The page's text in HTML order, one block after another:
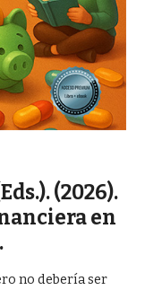
(2026).
en
no debería ser